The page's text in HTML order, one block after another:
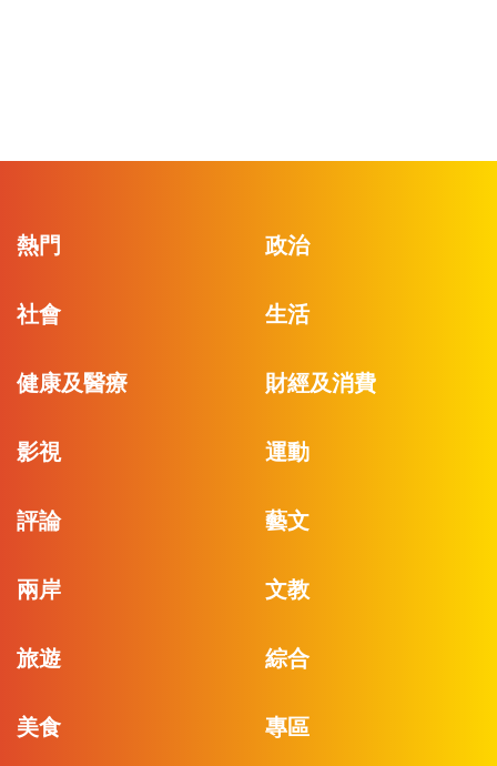
熱門 政治
社會 生活
健康及醫療 財經及消費
影視 運動
評論 藝文
兩岸 文教
旅遊 綜合
美食 專區